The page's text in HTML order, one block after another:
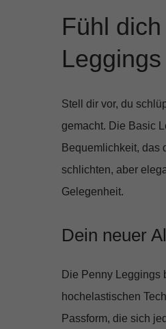
Fühl
Stell dir vor, du
gemacht. Die Basic
Bequemlichkeit, das
schlichten, aber
Gelegenheit.
Dein neuer
Die Penny Leggings
hochelastischen
Passform, die sich